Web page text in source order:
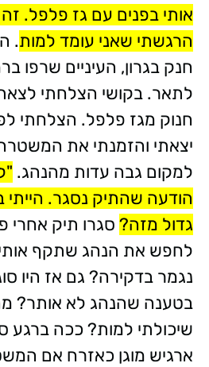
אותי בפנים עם גז פלפל.
הרגשתי שאני עומד למות.
חנק בגרון, העיניים שרפו
לתאר. בקושי הצלחתי
חנוק מגז פלפל. הצלחתי
יצאתי והזמנתי את
למקום גבה עדות מהנהג.
הודעה שהתיק נסגר. הייתי
גדול מזה? סגרו תיק אחרי
לחפש את הנהג שתקף
נגמר בדקירה? גם אז היו
בטענה שהנהג לא אותר?
שיכולתי למות? ככה ברגע
ארגיש מוגן כאזרח אם